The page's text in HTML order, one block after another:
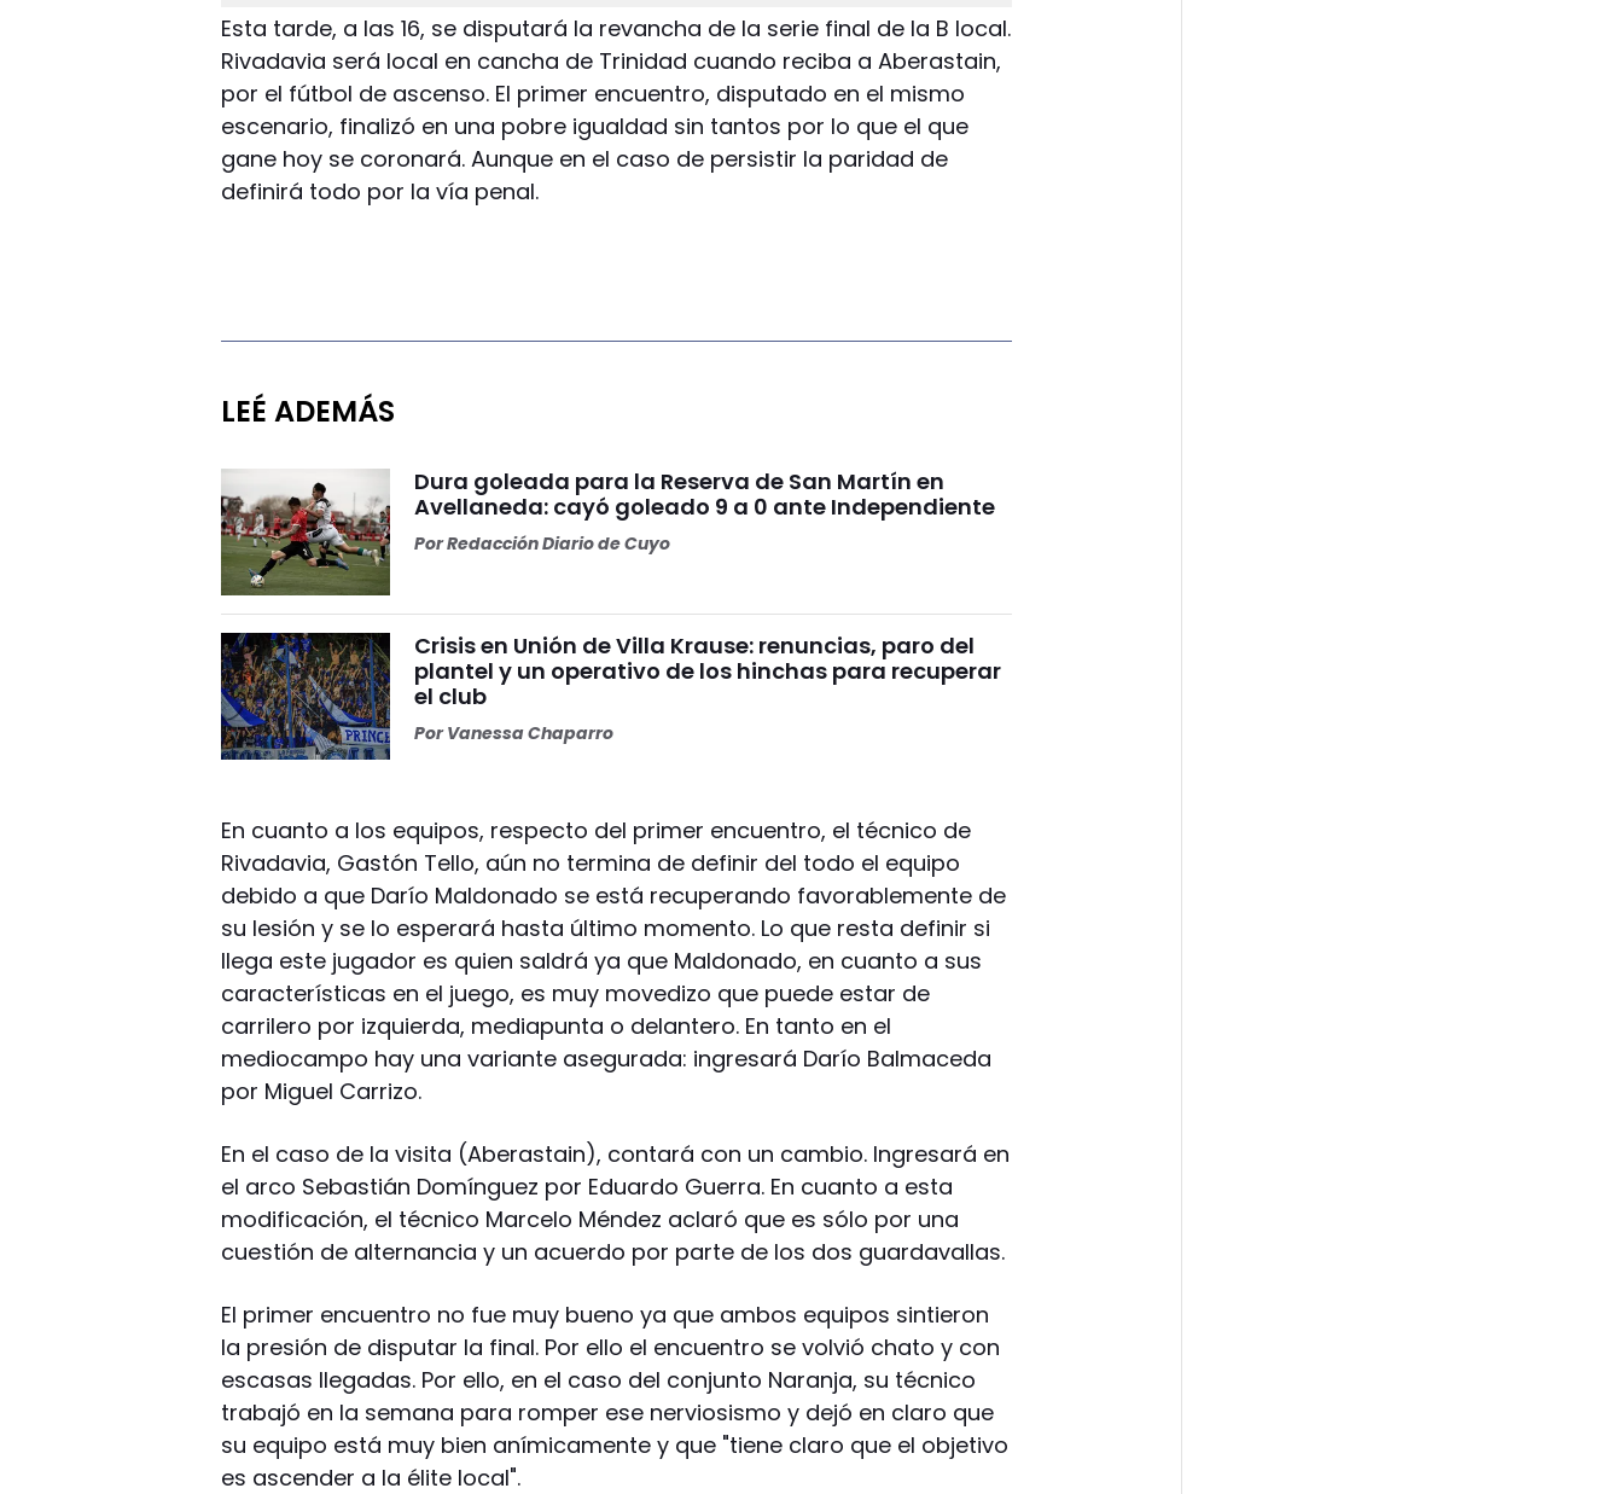
Esta tarde, a las 16, se disputará la revancha de la serie final de la B local.
Rivadavia será local en cancha de Trinidad cuando reciba a Aberastain,
por el fútbol de ascenso. El primer encuentro, disputado en el mismo
escenario, finalizó en una pobre igualdad sin tantos por lo que el que
gane hoy se coronará. Aunque en el caso de persistir la paridad de
definirá todo por la vía penal.
LEÉ ADEMÁS
Dura goleada para la Reserva de San Martín en
Avellaneda: cayó goleado 9 a 0 ante Independiente
PorRedacción Diario de Cuyo
Crisis en Unión de Villa Krause: renuncias, paro del
plantel y un operativo de los hinchas para recuperar
el club
PorVanessa Chaparro
En cuanto a los equipos, respecto del primer encuentro, el técnico de
Rivadavia, Gastón Tello, aún no termina de definir del todo el equipo
debido a que Darío Maldonado se está recuperando favorablemente de
su lesión y se lo esperará hasta último momento. Lo que resta definir si
llega este jugador es quien saldrá ya que Maldonado, en cuanto a sus
características en el juego, es muy movedizo que puede estar de
carrilero por izquierda, mediapunta o delantero. En tanto en el
mediocampo hay una variante asegurada: ingresará Darío Balmaceda
por Miguel Carrizo.
En el caso de la visita (Aberastain), contará con un cambio. Ingresará en
el arco Sebastián Domínguez por Eduardo Guerra. En cuanto a esta
modificación, el técnico Marcelo Méndez aclaró que es sólo por una
cuestión de alternancia y un acuerdo por parte de los dos guardavallas.
El primer encuentro no fue muy bueno ya que ambos equipos sintieron
la presión de disputar la final. Por ello el encuentro se volvió chato y con
escasas llegadas. Por ello, en el caso del conjunto Naranja, su técnico
trabajó en la semana para romper ese nerviosismo y dejó en claro que
su equipo está muy bien anímicamente y que "tiene claro que el objetivo
es ascender a la élite local".